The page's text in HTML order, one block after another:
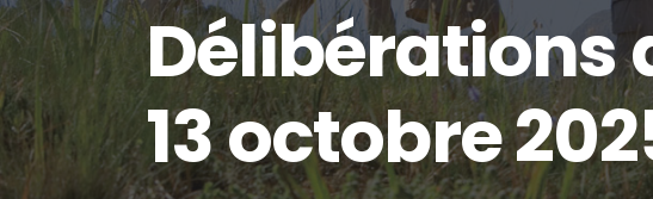
Délibérations
13 octobre